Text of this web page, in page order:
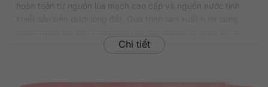
hoàn toàn từ nguồn lúa mạch cao cấp và nguồn nước tinh
nhiều bước lọc cặn cho phép tạo nên hương vị sạch sẽ và
mượt mà thượng hạng.
chăng khoảng320.000 đồng/chai 700mltùy đơn vị cung
Chi tiết